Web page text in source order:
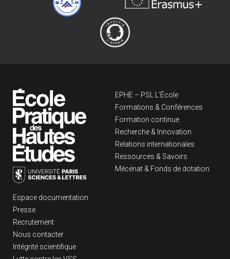
Navigation
EPHE – PSL L’École
Formations & Conférences
Formation continue
Recherche & Innovation
Relations internationales
Ressources & Savoirs
Mécénat & Fonds de dotation
Liens footer
Espace documentation
Presse
Recrutement
Nous contacter
Intégrité scientifique